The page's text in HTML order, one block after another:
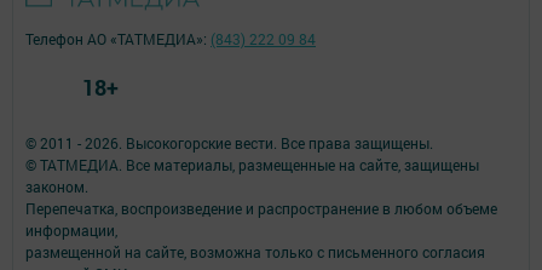
© 2011 - 2026. Высокогорские вести. Все права защищены.
© ТАТМЕДИА. Все материалы, размещенные на сайте, защищены
законом.
Перепечатка, воспроизведение и распространение в любом объеме
информации,
размещенной на сайте, возможна только с письменного согласия
Телефон АО «ТАТМЕДИА»: (843) 222 09 84
18+